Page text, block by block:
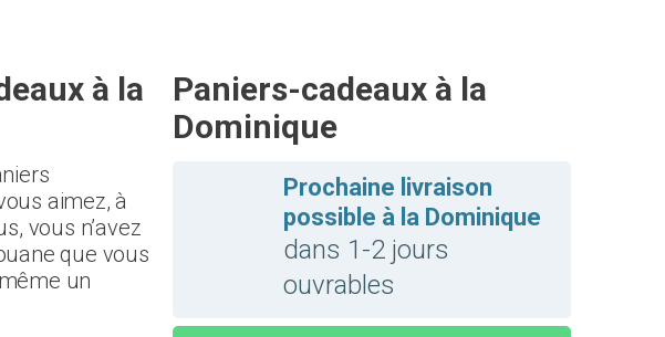
à la
aimez, à
vous n’avez
que vous
un
Paniers-cadeaux à la
Dominique
Prochaine livraison
possible à la Dominique
dans 1-2 jours
ouvrables